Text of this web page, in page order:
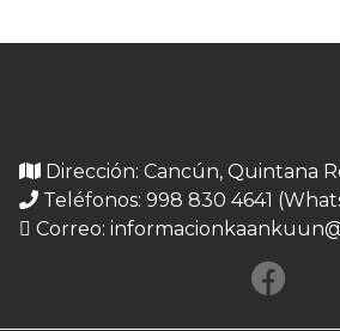
Dirección: Cancún, Quintana
Teléfonos: 998 830 4641
Correo: